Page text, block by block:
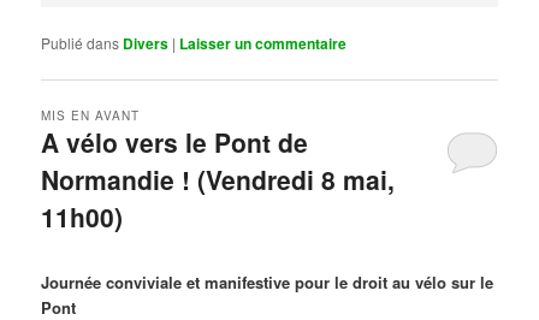
Publié dans Divers | Laisser un commentaire
A vélo vers le Pont de
Normandie ! (Vendredi 8 mai,
11h00)
MIS EN AVANT
Journée conviviale et manifestive pour le droit au vélo sur le
Pont